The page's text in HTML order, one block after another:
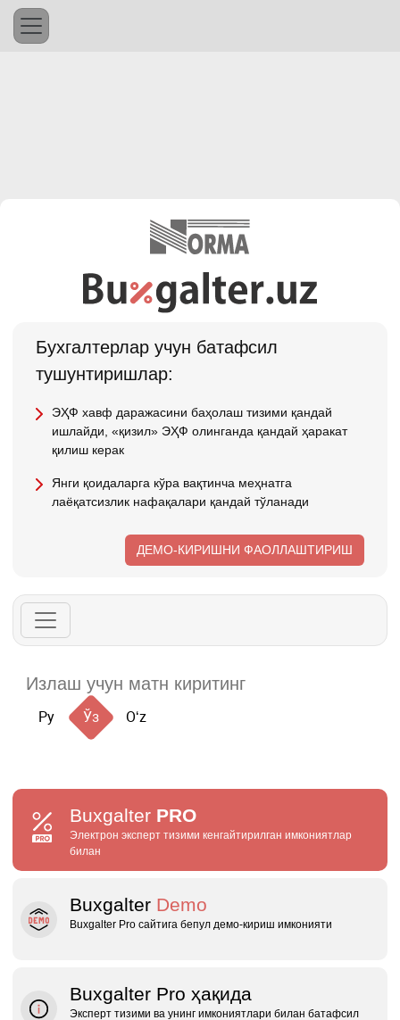
Бухгалтерлар учун батафсил
тушунтиришлар:
ЭҲФ хавф даражасини баҳолаш тизими қандай
ишлайди, «қизил» ЭҲФ олинганда қандай ҳаракат
қилиш керак
Янги қоидаларга кўра вақтинча меҳнатга
лаёқатсизлик нафақалари қандай тўланади
ДЕМО-КИРИШНИ ФАОЛЛАШТИРИШ
Ру Ўз Oʻz
Buxgalter PRO
Электрон эксперт тизими кенгайтирилган имкониятлар
билан
Buxgalter Demo
Buxgalter Pro сайтига бепул демо‑кириш имконияти
Buxgalter Pro ҳақида
Эксперт тизими ва унинг имкониятлари билан батафсил